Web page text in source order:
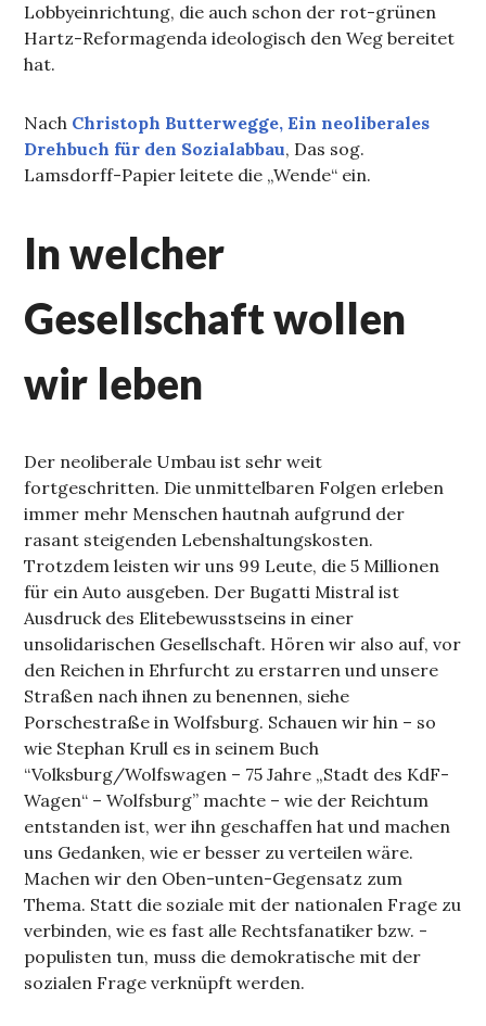
Lobbyeinrichtung, die auch schon der rot-grünen
Hartz-Reformagenda ideologisch den Weg bereitet
hat.
Nach Christoph Butterwegge, Ein neoliberales
Drehbuch für den Sozialabbau, Das sog.
Lamsdorff-Papier leitete die „Wende“ ein.
In welcher
Gesellschaft wollen
wir leben
Der neoliberale Umbau ist sehr weit
fortgeschritten. Die unmittelbaren Folgen erleben
immer mehr Menschen hautnah aufgrund der
rasant steigenden Lebenshaltungskosten.
Trotzdem leisten wir uns 99 Leute, die 5 Millionen
für ein Auto ausgeben. Der Bugatti Mistral ist
Ausdruck des Elitebewusstseins in einer
unsolidarischen Gesellschaft. Hören wir also auf, vor
den Reichen in Ehrfurcht zu erstarren und unsere
Straßen nach ihnen zu benennen, siehe
Porschestraße in Wolfsburg. Schauen wir hin – so
wie Stephan Krull es in seinem Buch
“Volksburg/Wolfswagen – 75 Jahre „Stadt des KdF-
Wagen“ – Wolfsburg” machte – wie der Reichtum
entstanden ist, wer ihn geschaffen hat und machen
uns Gedanken, wie er besser zu verteilen wäre.
Machen wir den Oben-unten-Gegensatz zum
Thema. Statt die soziale mit der nationalen Frage zu
verbinden, wie es fast alle Rechtsfanatiker bzw. -
populisten tun, muss die demokratische mit der
sozialen Frage verknüpft werden.